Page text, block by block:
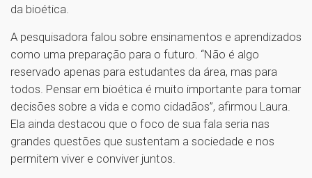
da bioética.
A pesquisadora falou sobre ensinamentos e aprendizados
como uma preparação para o futuro. “Não é algo
reservado apenas para estudantes da área, mas para
todos. Pensar em bioética é muito importante para tomar
decisões sobre a vida e como cidadãos”, afirmou Laura.
Ela ainda destacou que o foco de sua fala seria nas
grandes questões que sustentam a sociedade e nos
permitem viver e conviver juntos.